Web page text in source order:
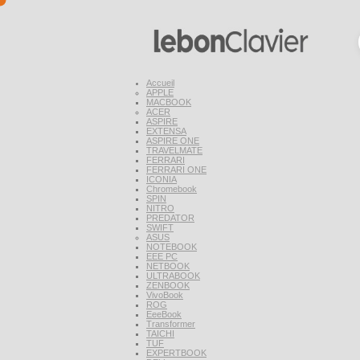
Accueil
APPLE
MACBOOK
ACER
ASPIRE
EXTENSA
ASPIRE ONE
TRAVELMATE
FERRARI
FERRARI ONE
ICONIA
Chromebook
SPIN
NITRO
PREDATOR
SWIFT
ASUS
NOTEBOOK
EEE PC
NETBOOK
ULTRABOOK
ZENBOOK
VivoBook
ROG
EeeBook
Transformer
TAICHI
TUF
EXPERTBOOK